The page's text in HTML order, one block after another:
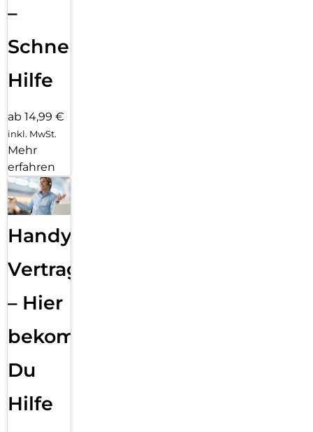
–
Schnelle
Hilfe
ab 14,99 €
inkl. MwSt.
Mehr
erfahren
Handy
Vertragsabwicklung
– Hier
bekommst
Du
Hilfe